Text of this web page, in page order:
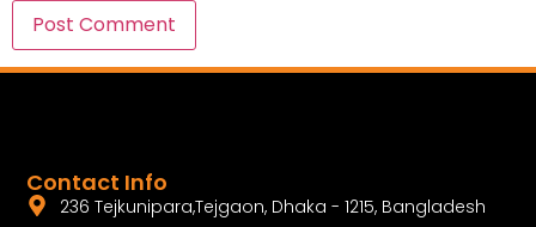
Contact Info
236 Tejkunipara,Tejgaon, Dhaka - 1215, Bangladesh